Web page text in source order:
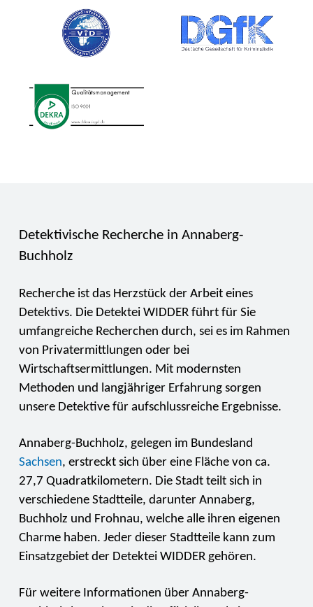
Detektivische Recherche in Annaberg-
Buchholz
Recherche ist das Herzstück der Arbeit eines
Detektivs. Die Detektei WIDDER führt für Sie
umfangreiche Recherchen durch, sei es im Rahmen
von Privatermittlungen oder bei
Wirtschaftsermittlungen. Mit modernsten
Methoden und langjähriger Erfahrung sorgen
unsere Detektive für aufschlussreiche Ergebnisse.
Annaberg-Buchholz, gelegen im Bundesland
Sachsen, erstreckt sich über eine Fläche von ca.
27,7 Quadratkilometern. Die Stadt teilt sich in
verschiedene Stadtteile, darunter Annaberg,
Buchholz und Frohnau, welche alle ihren eigenen
Charme haben. Jeder dieser Stadtteile kann zum
Einsatzgebiet der Detektei WIDDER gehören.
Für weitere Informationen über Annaberg-